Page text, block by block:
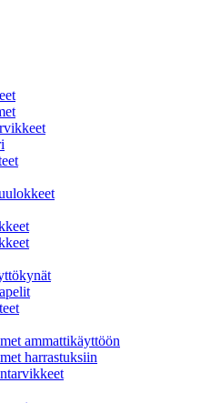
ammattikäyttöön
harrastuksiin